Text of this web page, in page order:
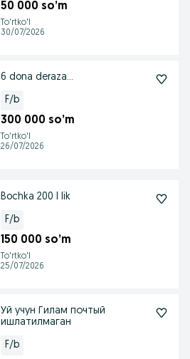
50 000 so’m
To'rtko'l
30/07/2026
6 dona deraza...
F/b
300 000 so’m
To'rtko'l
26/07/2026
Bochka 200 l lik
F/b
150 000 so’m
To'rtko'l
25/07/2026
Уй учун Гилам почтый
ишлатилмаган
F/b